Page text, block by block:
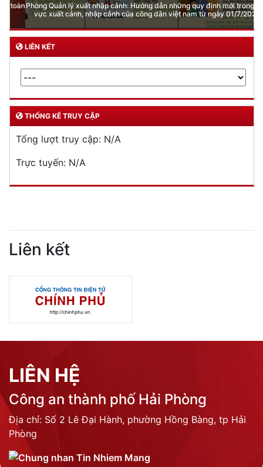
Phòng Quản lý xuất nhập cảnh: Hướng dẫn những quy định mới trong lĩnh
vực xuất cảnh, nhập cảnh của công dân việt nam từ ngày 01/7/2026
LIÊN KẾT
THỐNG KÊ TRUY CẬP
Tổng lượt truy cập: N/A
Trực tuyến: N/A
Liên kết
LIÊN HỆ
Công an thành phố Hải Phòng
Địa chỉ: Số 2 Lê Đại Hành, phường Hồng Bàng, tp Hải
Phòng